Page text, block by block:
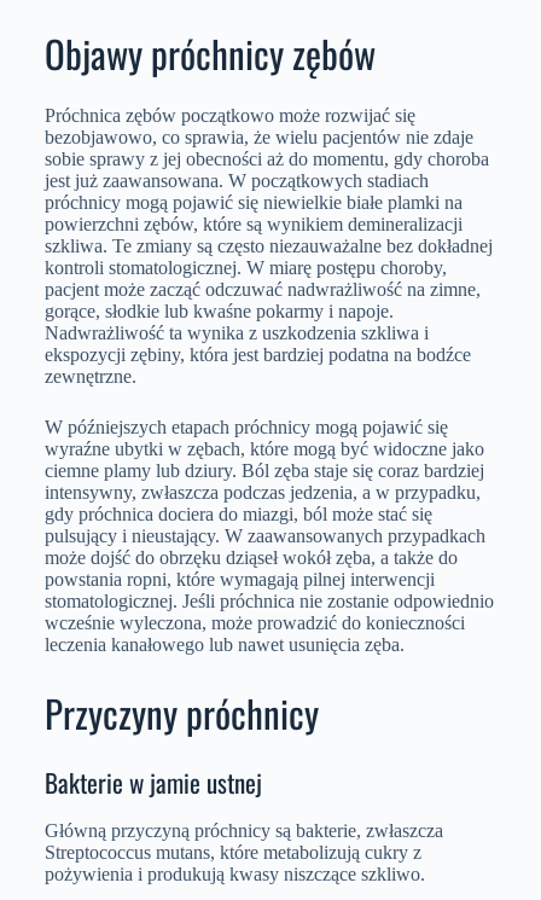
Objawy próchnicy zębów
Próchnica zębów początkowo może rozwijać się
bezobjawowo, co sprawia, że wielu pacjentów nie zdaje
sobie sprawy z jej obecności aż do momentu, gdy choroba
jest już zaawansowana. W początkowych stadiach
próchnicy mogą pojawić się niewielkie białe plamki na
powierzchni zębów, które są wynikiem demineralizacji
szkliwa. Te zmiany są często niezauważalne bez dokładnej
kontroli stomatologicznej. W miarę postępu choroby,
pacjent może zacząć odczuwać nadwrażliwość na zimne,
gorące, słodkie lub kwaśne pokarmy i napoje.
Nadwrażliwość ta wynika z uszkodzenia szkliwa i
ekspozycji zębiny, która jest bardziej podatna na bodźce
zewnętrzne.
W późniejszych etapach próchnicy mogą pojawić się
wyraźne ubytki w zębach, które mogą być widoczne jako
ciemne plamy lub dziury. Ból zęba staje się coraz bardziej
intensywny, zwłaszcza podczas jedzenia, a w przypadku,
gdy próchnica dociera do miazgi, ból może stać się
pulsujący i nieustający. W zaawansowanych przypadkach
może dojść do obrzęku dziąseł wokół zęba, a także do
powstania ropni, które wymagają pilnej interwencji
stomatologicznej. Jeśli próchnica nie zostanie odpowiednio
wcześnie wyleczona, może prowadzić do konieczności
leczenia kanałowego lub nawet usunięcia zęba.
Przyczyny próchnicy
Bakterie w jamie ustnej
Główną przyczyną próchnicy są bakterie, zwłaszcza
Streptococcus mutans, które metabolizują cukry z
pożywienia i produkują kwasy niszczące szkliwo.